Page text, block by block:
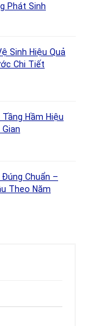
Phát Sinh
Sinh Hiệu Quả
Chi Tiết
Hầm Hiệu
Chuẩn –
Theo Năm